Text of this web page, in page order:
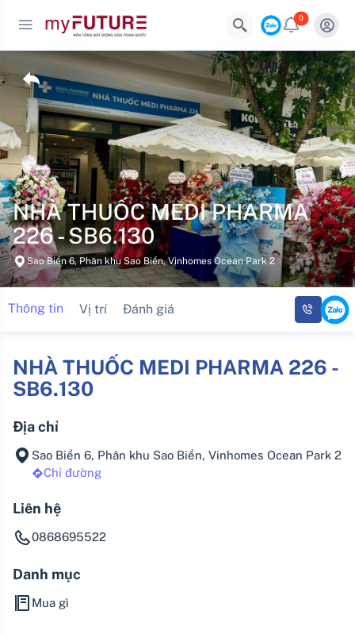
0
NHÀ THUỐC MEDI PHARMA
226 - SB6.130
Sao Biển 6, Phân khu Sao Biển, Vinhomes Ocean Park 2
Thông tin Vị trí Đánh giá
NHÀ THUỐC MEDI PHARMA 226 -
SB6.130
Địa chỉ
Sao Biển 6, Phân khu Sao Biển, Vinhomes Ocean Park 2
Chỉ đường
Liên hệ
0868695522
Danh mục
Mua gì